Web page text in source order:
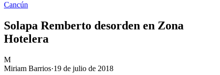
Cancún
Solapa Remberto desorden en Zona
Hotelera
M
Miriam Barrios·19 de julio de 2018